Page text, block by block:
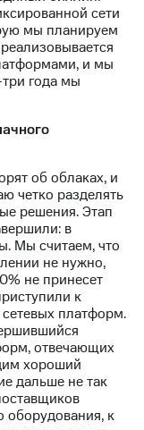
сети
мы планируем
и мы
года мы
об облаках, и
четко разделять
решения. Этап
в
Мы считаем, что
не нужно,
не принесет
к
платформ.
отвечающих
хороший
дальше не так
оборудования, к